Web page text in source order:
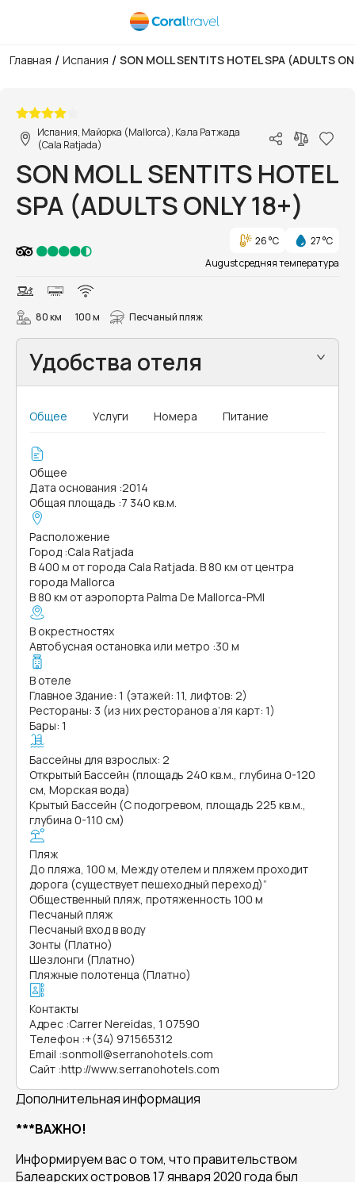
Главная / Испания / SON MOLL SENTITS HOTEL SPA (ADULTS
Испания, Майорка (Mallorca), Кала Ратжада
(Cala Ratjada)
SON MOLL SENTITS HOTEL
SPA (ADULTS ONLY 18+)
26 °C
27 °C
August средняя температура
80 км 100 м Песчаный пляж
Удобства отеля
Общее Услуги Номера Питание
Общее
Дата основания :2014
Общая площадь :7 340 кв.м.
Расположение
Город :Cala Ratjada
В 400 м от города Cala Ratjada. В 80 км от центра
города Mallorca
В 80 км от аэропорта Palma De Mallorca-PMI
В окрестностях
Автобусная остановка или метро :30 м
В отеле
Главное Здание: 1 (этажей: 11, лифтов: 2)
Рестораны: 3 (из них ресторанов а’ля карт: 1)
Бары: 1
Бассейны для взрослых: 2
Открытый Бассейн (площадь 240 кв.м., глубина 0-120
см, Морская вода)
Крытый Бассейн (С подогревом, площадь 225 кв.м.,
глубина 0-110 см)
Пляж
До пляжа, 100 м, Между отелем и пляжем проходит
дорога (существует пешеходный переход)”
Общественный пляж, протяженность 100 м
Песчаный пляж
Песчаный вход в воду
Зонты (Платно)
Шезлонги (Платно)
Пляжные полотенца (Платно)
Контакты
Адрес :Carrer Nereidas, 1 07590
Телефон :+(34) 971565312
Email :sonmoll@serranohotels.com
Сайт :http://www.serranohotels.com
Дополнительная информация
***ВАЖНО!
Информируем вас о том, что правительством
Балеарских островов 17 января 2020 года был